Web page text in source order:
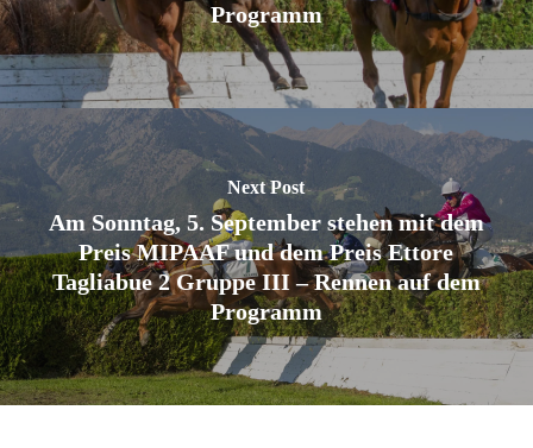
Programm
Next Post
Am Sonntag, 5. September stehen mit dem
Preis MIPAAF und dem Preis Ettore
Tagliabue 2 Gruppe III – Rennen auf dem
Programm